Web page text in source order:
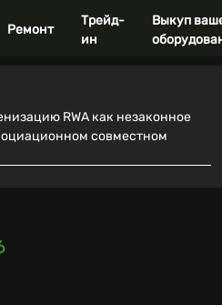
Ремонт
Трейд-
ин
Выкуп
RWA как незаконное
совместном